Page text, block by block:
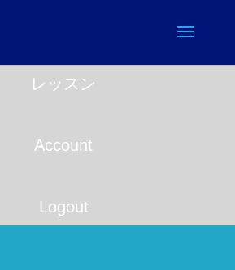
レッスン
Account
Logout